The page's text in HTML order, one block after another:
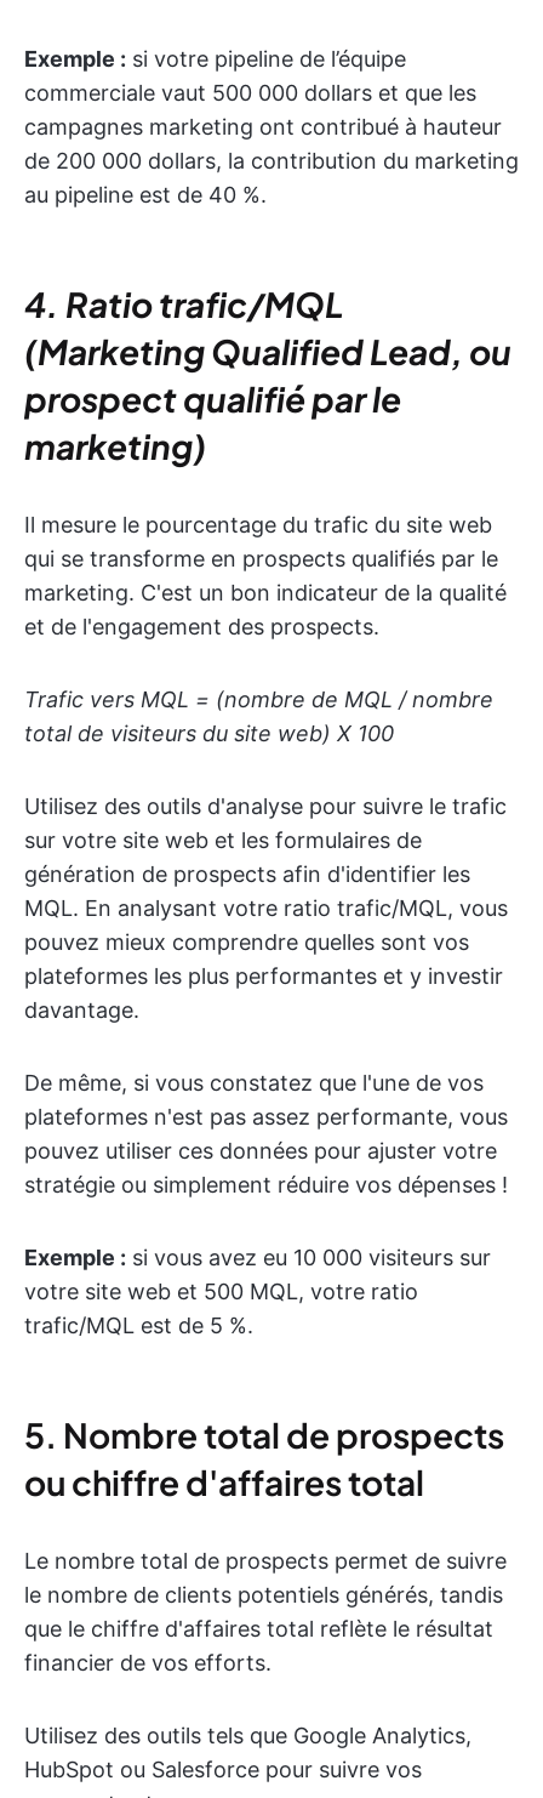
Exemple : si votre pipeline de l’équipe
commerciale vaut 500 000 dollars et que les
campagnes marketing ont contribué à hauteur
de 200 000 dollars, la contribution du marketing
au pipeline est de 40 %.
4. Ratio trafic/MQL
(Marketing Qualified Lead, ou
prospect qualifié par le
marketing)
Il mesure le pourcentage du trafic du site web
qui se transforme en prospects qualifiés par le
marketing. C'est un bon indicateur de la qualité
et de l'engagement des prospects.
Trafic vers MQL = (nombre de MQL / nombre
total de visiteurs du site web) X 100
Utilisez des outils d'analyse pour suivre le trafic
sur votre site web et les formulaires de
génération de prospects afin d'identifier les
MQL. En analysant votre ratio trafic/MQL, vous
pouvez mieux comprendre quelles sont vos
plateformes les plus performantes et y investir
davantage.
De même, si vous constatez que l'une de vos
plateformes n'est pas assez performante, vous
pouvez utiliser ces données pour ajuster votre
stratégie ou simplement réduire vos dépenses !
Exemple : si vous avez eu 10 000 visiteurs sur
votre site web et 500 MQL, votre ratio
trafic/MQL est de 5 %.
5. Nombre total de prospects
ou chiffre d'affaires total
Le nombre total de prospects permet de suivre
le nombre de clients potentiels générés, tandis
que le chiffre d'affaires total reflète le résultat
financier de vos efforts.
Utilisez des outils tels que Google Analytics,
HubSpot ou Salesforce pour suivre vos